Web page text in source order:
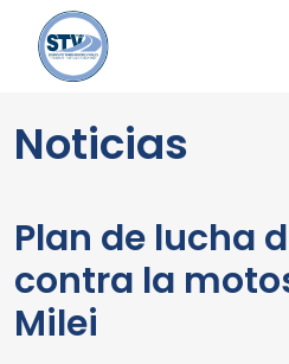
Noticias
Plan de lucha
contra la
Milei